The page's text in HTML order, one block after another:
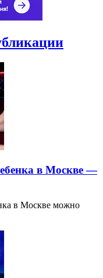
в Москве —
в Москве можно